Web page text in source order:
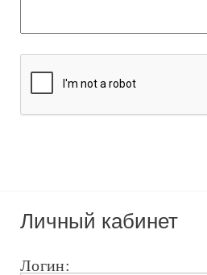
Личный кабинет
Логин: